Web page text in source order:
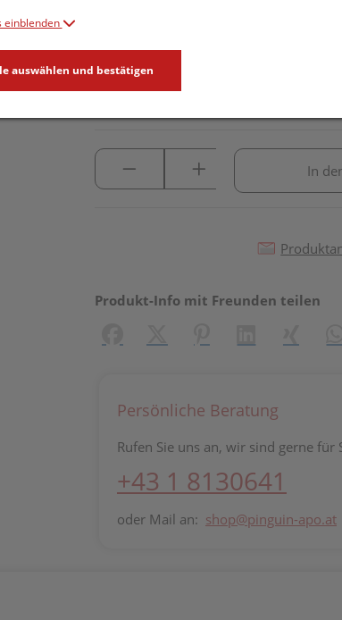
lieferbar
In
Produkt-Info mit Freunden teilen
Persönliche Beratung
Rufen Sie uns an, wir sind gerne für
+43 1 8130641
oder Mail an: shop@pinguin-apo.at
einblenden
auswählen und bestätigen